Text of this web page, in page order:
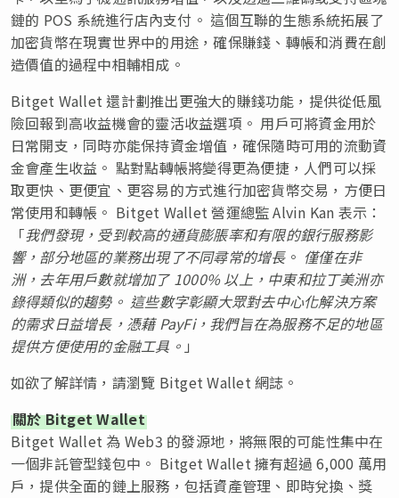
鏈的 POS 系統進行店內支付。 這個互聯的生態系統拓展了
加密貨幣在現實世界中的用途，確保賺錢、轉帳和消費在創
造價值的過程中相輔相成。
Bitget Wallet 還計劃推出更強大的賺錢功能，提供從低風
險回報到高收益機會的靈活收益選項。 用戶可將資金用於
日常開支，同時亦能保持資金增值，確保隨時可用的流動資
金會產生收益。 點對點轉帳將變得更為便捷，人們可以採
取更快、更便宜、更容易的方式進行加密貨幣交易，方便日
常使用和轉帳。 Bitget Wallet 營運總監 Alvin Kan 表示：
「我們發現，受到較高的通貨膨脹率和有限的銀行服務影
響，部分地區的業務出現了不同尋常的增長。 僅僅在非
洲，去年用戶數就增加了 1000% 以上，中東和拉丁美洲亦
錄得類似的趨勢。 這些數字彰顯大眾對去中心化解決方案
的需求日益增長，憑藉 PayFi，我們旨在為服務不足的地區
提供方便使用的金融工具。 」
如欲了解詳情，請瀏覽 Bitget Wallet 網誌。
關於 Bitget Wallet
Bitget Wallet 為 Web3 的發源地，將無限的可能性集中在
一個非託管型錢包中。 Bitget Wallet 擁有超過 6,000 萬用
戶，提供全面的鏈上服務，包括資產管理、即時兌換、獎